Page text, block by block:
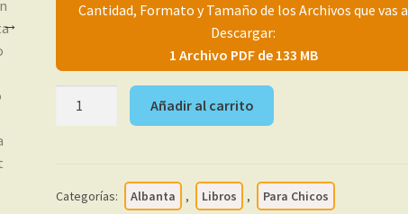
Cantidad, Formato y Tamaño de los Archivos que vas a
Descargar:
1 Archivo PDF de 133 MB
Limited
Añadir al carrito
Categorías: Albanta , Libros , Para Chicos